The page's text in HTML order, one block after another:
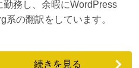
務し、余暇にWordPress
の翻訳をしています。
続きを見る